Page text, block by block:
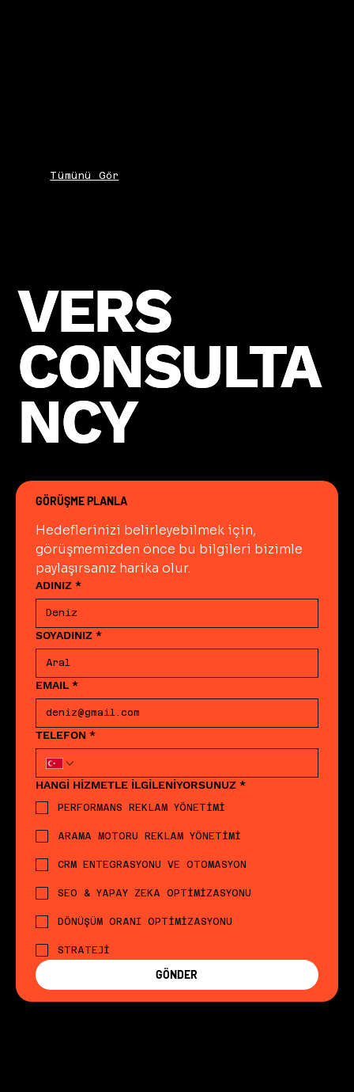
Tümünü Gör
VERS
CONSULTA
NCY
VERS
CONSULTA
NCY
GÖRÜŞME PLANLA
Hedeflerinizi belirleyebilmek için,
görüşmemizden önce bu bilgileri bizimle
paylaşırsanız harika olur.
ADINIZ *
SOYADINIZ *
EMAIL *
TELEFON *
HANGİ HİZMETLE İLGİLENİYORSUNUZ *
PERFORMANS REKLAM YÖNETİMİ
ARAMA MOTORU REKLAM YÖNETİMİ
CRM ENTEGRASYONU VE OTOMASYON
SEO & YAPAY ZEKA OPTİMİZASYONU
DÖNÜŞÜM ORANI OPTİMİZASYONU
STRATEJİ
GÖNDER